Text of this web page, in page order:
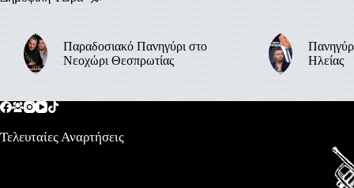
Παραδοσιακό Πανηγύρι στο
Νεοχώρι Θεσπρωτίας
Ηλείας
Τελευταίες Αναρτήσεις